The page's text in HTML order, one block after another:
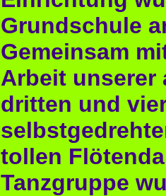
Grundschule
Gemeinsam
Arbeit unserer
dritten und
tollen
Tanzgruppe